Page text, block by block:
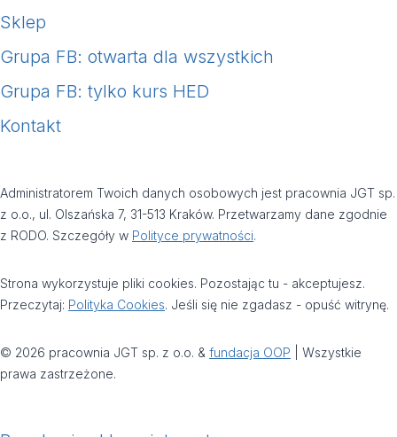
Sklep
Grupa FB: otwarta dla wszystkich
Grupa FB: tylko kurs HED
Kontakt
Administratorem Twoich danych osobowych jest pracownia JGT sp.
z o.o., ul. Olszańska 7, 31-513 Kraków. Przetwarzamy dane zgodnie
z RODO. Szczegóły w Polityce prywatności.
Strona wykorzystuje pliki cookies. Pozostając tu - akceptujesz.
Przeczytaj: Polityka Cookies. Jeśli się nie zgadasz - opuść witrynę.
© 2026 pracownia JGT sp. z o.o. & fundacja OOP | Wszystkie
prawa zastrzeżone.